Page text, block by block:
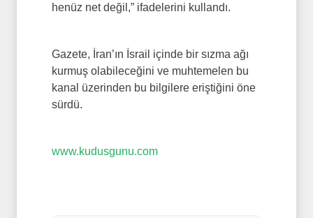
henüz net değil,” ifadelerini kullandı.
Gazete, İran’ın İsrail içinde bir sızma ağı
kurmuş olabileceğini ve muhtemelen bu
kanal üzerinden bu bilgilere eriştiğini öne
sürdü.
www.kudusgunu.com